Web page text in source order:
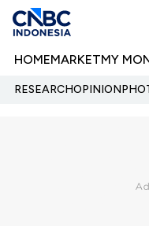
HOMEMARKETMY
RESEARCHOPINION